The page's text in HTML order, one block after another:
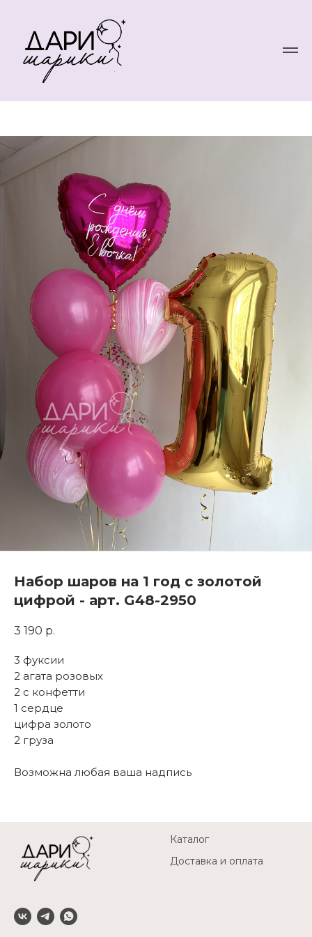
Набор шаров на 1 год с золотой
цифрой - арт. G48-2950
3 190 р.
3 фуксии
2 агата розовых
2 с конфетти
1 сердце
цифра золото
2 груза
Возможна любая ваша надпись
Каталог
Доставка и оплата